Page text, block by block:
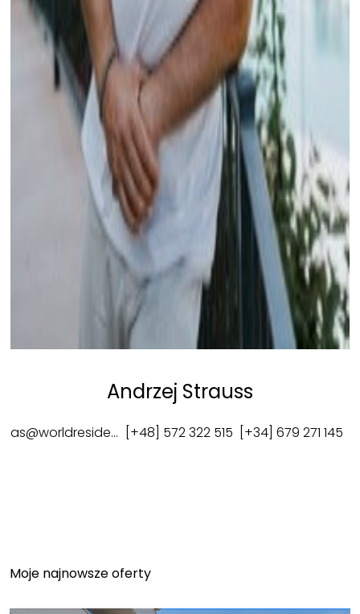
Andrzej Strauss
as@worldresidence.eu [+48] 572 322 515 [+34] 679 271 145
Moje najnowsze oferty